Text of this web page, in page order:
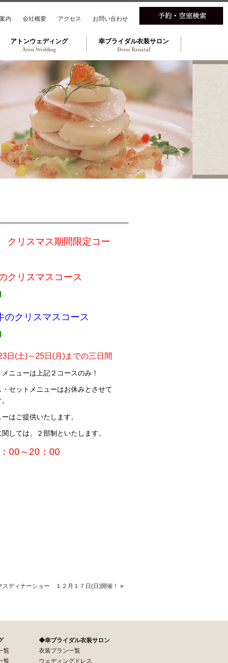
内 会社概要 アクセス お問い合わせ
アトンウェディング
Aton Wedding
幸ブライダル衣装サロン
Dress Renatal
マス期間限定コー
のクリスマスコース
のクリスマスコース
日(土)～25日(月)までの三日間
ニューは上記２コースのみ！
セットメニューはお休みとさせて
はご提供いたします。
しては、２部制といたします。
00～20：00
ディナーショー １２月１７日(日)開催！ »
覧
覧
◆幸ブライダル衣装サロン
衣装プラン一覧
ウェディングドレス